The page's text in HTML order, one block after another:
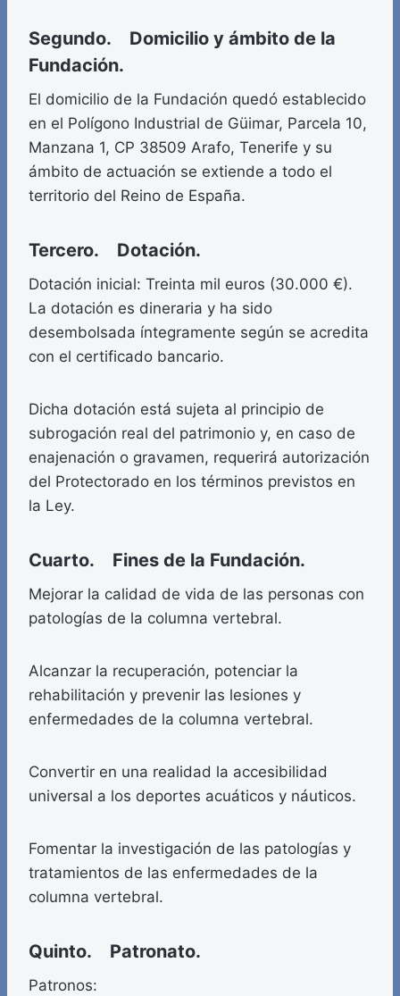
Segundo. Domicilio y ámbito de la
Fundación.
El domicilio de la Fundación quedó establecido
en el Polígono Industrial de Güimar, Parcela 10,
Manzana 1, CP 38509 Arafo, Tenerife y su
ámbito de actuación se extiende a todo el
territorio del Reino de España.
Tercero. Dotación.
Dotación inicial: Treinta mil euros (30.000 €).
La dotación es dineraria y ha sido
desembolsada íntegramente según se acredita
con el certificado bancario.
Dicha dotación está sujeta al principio de
subrogación real del patrimonio y, en caso de
enajenación o gravamen, requerirá autorización
del Protectorado en los términos previstos en
la Ley.
Cuarto. Fines de la Fundación.
Mejorar la calidad de vida de las personas con
patologías de la columna vertebral.
Alcanzar la recuperación, potenciar la
rehabilitación y prevenir las lesiones y
enfermedades de la columna vertebral.
Convertir en una realidad la accesibilidad
universal a los deportes acuáticos y náuticos.
Fomentar la investigación de las patologías y
tratamientos de las enfermedades de la
columna vertebral.
Quinto. Patronato.
Patronos: